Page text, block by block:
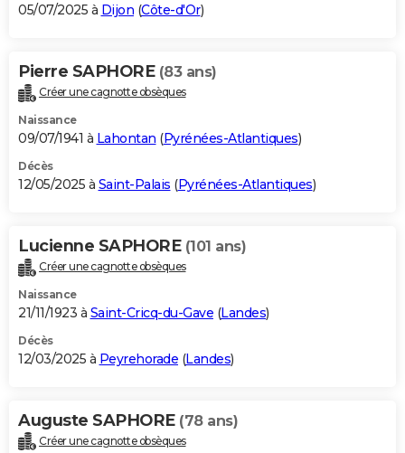
S'inscrire
Se connecter
Lycées
Collèges
Primaires
Universités
Entreprises
Service militaire
Avis de recherche
AVIS DE DÉCÈS
Bricolage
Lifestyle
Culture
Sport
Auto
Television
Voyage
Cinema
05/07/2025 à Dijon (Côte-d'Or)
Pierre SAPHORE (83 ans)
Créer une cagnotte obsèques
Naissance
09/07/1941 à Lahontan (Pyrénées-Atlantiques)
Décès
12/05/2025 à Saint-Palais (Pyrénées-Atlantiques)
Lucienne SAPHORE (101 ans)
Créer une cagnotte obsèques
Naissance
21/11/1923 à Saint-Cricq-du-Gave (Landes)
Décès
12/03/2025 à Peyrehorade (Landes)
Auguste SAPHORE (78 ans)
Créer une cagnotte obsèques